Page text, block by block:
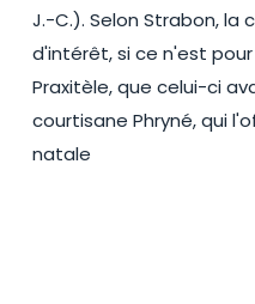
J.-C.). Selon Strabon,
d'intérêt, si ce n'est
Praxitèle, que celui-ci
courtisane Phryné, qui
natale